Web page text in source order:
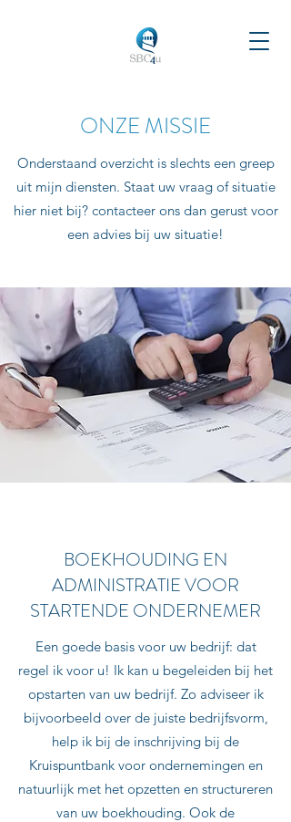
ONZE MISSIE
Onderstaand overzicht is slechts een greep
uit mijn diensten. Staat uw vraag of situatie
hier niet bij? contacteer ons dan gerust voor
een advies bij uw situatie!
BOEKHOUDING EN
ADMINISTRATIE VOOR
STARTENDE ONDERNEMER
Een goede basis voor uw bedrijf: dat
regel ik voor u! Ik kan u begeleiden bij het
opstarten van uw bedrijf. Zo adviseer ik
bijvoorbeeld over de juiste bedrijfsvorm,
help ik bij de inschrijving bij de
Kruispuntbank voor ondernemingen en
natuurlijk met het opzetten en structureren
van uw boekhouding. Ook de